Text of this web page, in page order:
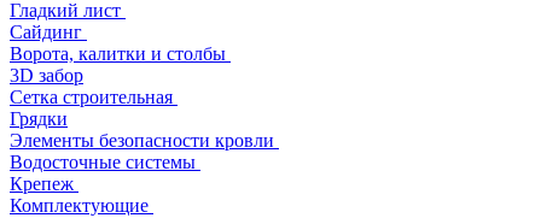
Гладкий лист
Сайдинг
Ворота, калитки и столбы
3D забор
Сетка строительная
Грядки
Элементы безопасности кровли
Водосточные системы
Крепеж
Комплектующие